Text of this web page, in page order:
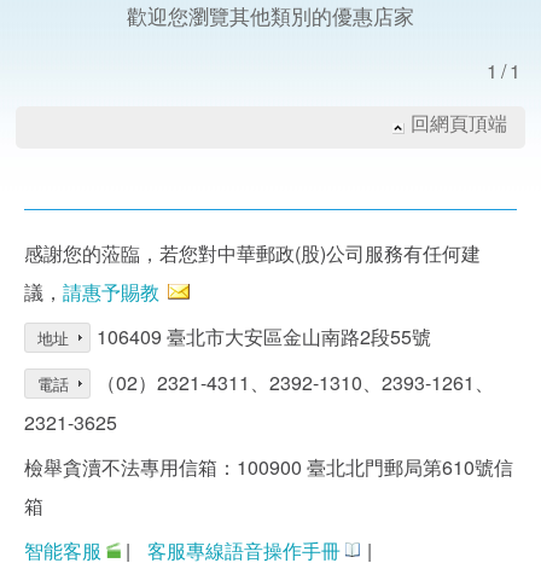
歡迎您瀏覽其他類別的優惠店家
1/1
回網頁頂端
感謝您的蒞臨，若您對中華郵政(股)公司服務有任何建
議， 請惠予賜教
地址 106409 臺北市大安區金山南路2段55號
電話
（02）2321-4311、2392-1310、2393-1261、
2321-3625
檢舉貪瀆不法專用信箱：100900 臺北北門郵局第610號信
箱
智能客服
| 客服專線語音操作手冊 |